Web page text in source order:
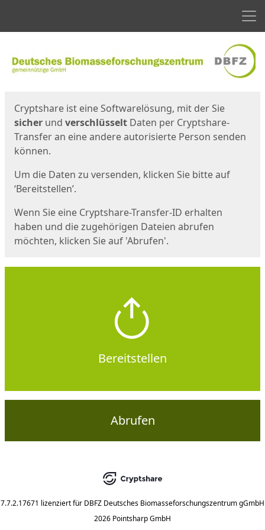
Cryptshare ist eine Softwarelösung, mit der Sie
sicher und verschlüsselt Daten per Cryptshare-
Transfer an eine andere autorisierte Person senden
können.
Um die Daten zu versenden, klicken Sie bitte auf
‘Bereitstellen’.
Wenn Sie eine Cryptshare-Transfer-ID erhalten
haben und die zugehörigen Dateien abrufen
möchten, klicken Sie auf 'Abrufen'.
Bereitstellen
Abrufen
7.7.2.17671 lizenziert für DBFZ Deutsches Biomasseforschungszentrum gGmbH
2026 Pointsharp GmbH